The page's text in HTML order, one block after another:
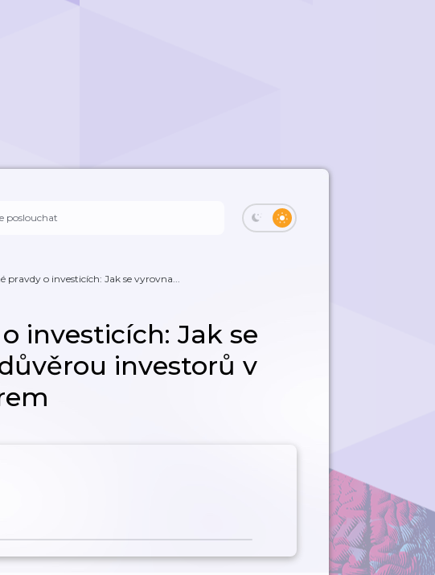
pravdy o investicích: Jak se vyrovna...
investicích: Jak se
investorů v